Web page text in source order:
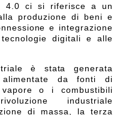
4.0 ci si riferisce a un
produzione di beni e
e integrazione
digitali e alle
è stata generata
alimentate da fonti di
o i combustibili
industriale
di massa, la terza